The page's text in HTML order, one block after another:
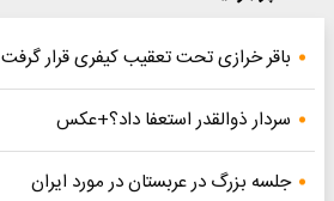
باقر خرازی تحت تعقیب کیفری قرار گرفت
سردار ذوالقدر استعفا داد؟+عکس
جلسه بزرگ در عربستان در مورد ایران